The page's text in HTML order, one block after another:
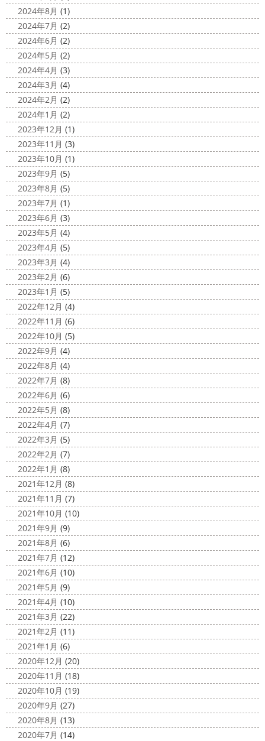
2024年8月 (1)
2024年7月 (2)
2024年6月 (2)
2024年5月 (2)
2024年4月 (3)
2024年3月 (4)
2024年2月 (2)
2024年1月 (2)
2023年12月 (1)
2023年11月 (3)
2023年10月 (1)
2023年9月 (5)
2023年8月 (5)
2023年7月 (1)
2023年6月 (3)
2023年5月 (4)
2023年4月 (5)
2023年3月 (4)
2023年2月 (6)
2023年1月 (5)
2022年12月 (4)
2022年11月 (6)
2022年10月 (5)
2022年9月 (4)
2022年8月 (4)
2022年7月 (8)
2022年6月 (6)
2022年5月 (8)
2022年4月 (7)
2022年3月 (5)
2022年2月 (7)
2022年1月 (8)
2021年12月 (8)
2021年11月 (7)
2021年10月 (10)
2021年9月 (9)
2021年8月 (6)
2021年7月 (12)
2021年6月 (10)
2021年5月 (9)
2021年4月 (10)
2021年3月 (22)
2021年2月 (11)
2021年1月 (6)
2020年12月 (20)
2020年11月 (18)
2020年10月 (19)
2020年9月 (27)
2020年8月 (13)
2020年7月 (14)